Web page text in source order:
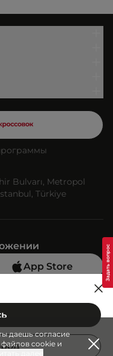
даешь согласие
cookie и
Bulvarı, Metropol
Türkiye
App Store
сетях
33